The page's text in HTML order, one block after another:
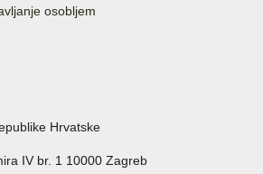
osobljem
Hrvatske
IV br. 1 10000 Zagreb